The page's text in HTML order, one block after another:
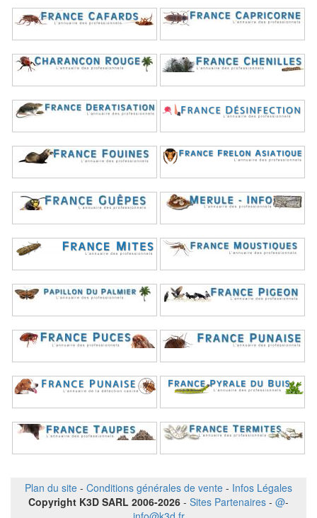
Plan du site - Conditions générales de vente - Infos Légales
Copyright K3D SARL 2006-2026 - Sites Partenaires - @-